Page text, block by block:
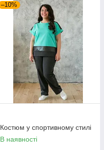
–10%
Костюм у спортивному стилі
В наявності